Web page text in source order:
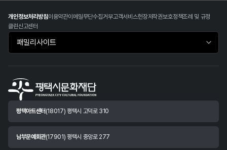
개인정보처리방침이용약관이메일무단수집거부고객서비스헌장저작권보호정책조례 및 규정
클린신고센터
패밀리사이트 바로가기
평택아트센터 (18017) 평택시 고덕로 310
남부문예회관(17901) 평택시 중앙로 277